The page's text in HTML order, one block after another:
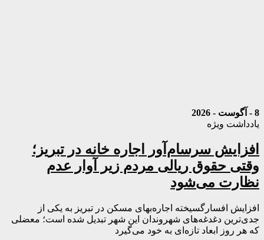
8 - آگوست - 2026
یادداشت ویژه
افزایش سرسام‌آور اجاره خانه در تبریز؛
وقتی حقوق ریالی مردم زیر آوار عدم
نظارت می‌شود
افزایش افسارگسیخته اجاره‌بهای مسکن در تبریز به یکی از
جدی‌ترین دغدغه‌های شهروندان این شهر تبدیل شده است؛ معضلی
که هر روز ابعاد تازه‌ای به خود می‌گیرد